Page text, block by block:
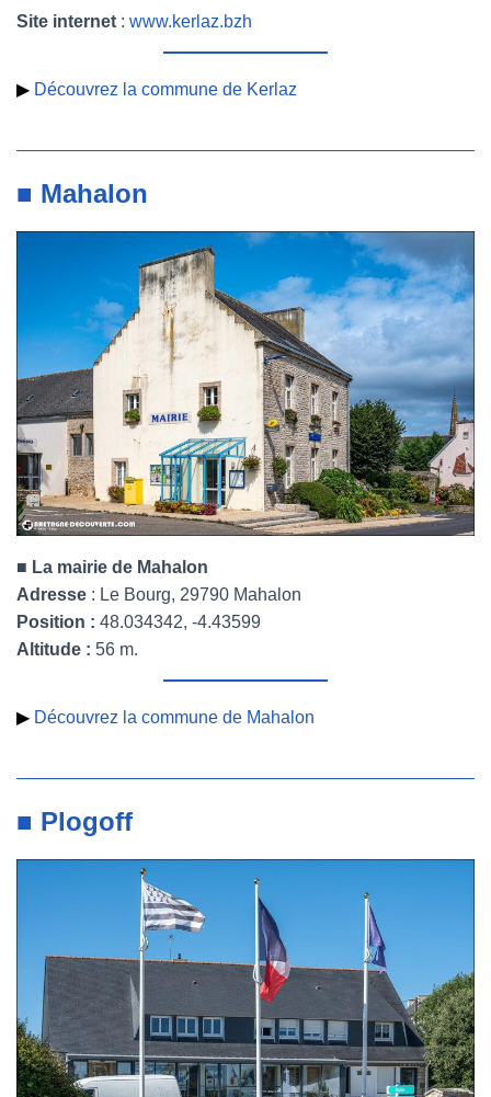
Site internet : www.kerlaz.bzh
▶ Découvrez la commune de Kerlaz
■ Mahalon
■ La mairie de Mahalon
Adresse : Le Bourg, 29790 Mahalon
Position : 48.034342, -4.43599
Altitude : 56 m.
▶ Découvrez la commune de Mahalon
■ Plogoff